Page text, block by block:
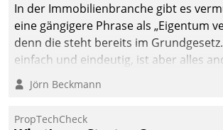
In der Immobilienbranche gibt es
eine gängigere Phrase als „Eigentum
denn die steht bereits im
einfach und eindeutig, ist aber alles
Branchenbeschäftigte wissen. Denn
Verantwortung folgen Verpflichtungen.
Jörn Beckmann
PropTechCheck